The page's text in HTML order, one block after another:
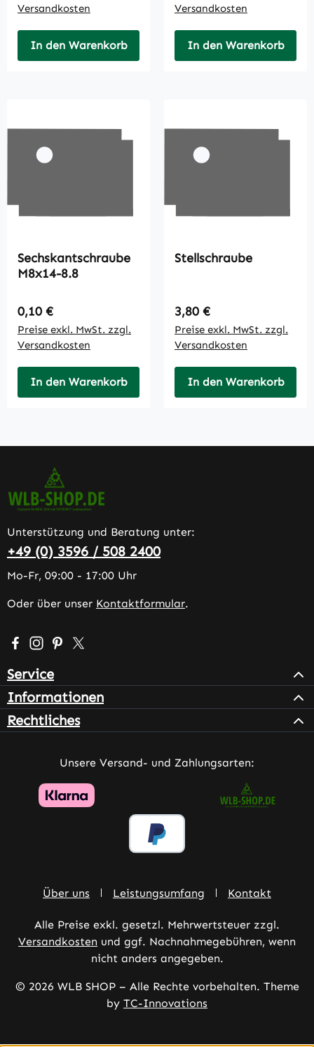
Versandkosten
In den Warenkorb
Versandkosten
In den Warenkorb
Sechskantschraube
M8x14-8.8
Regulärer Preis:
0,10 €
Preise exkl. MwSt. zzgl.
Versandkosten
In den Warenkorb
Stellschraube
Regulärer Preis:
3,80 €
Preise exkl. MwSt. zzgl.
Versandkosten
In den Warenkorb
Unterstützung und Beratung unter:
+49 (0) 3596 / 508 2400
Mo-Fr, 09:00 - 17:00 Uhr
Oder über unser Kontaktformular.
Besuche uns auf Facebook – öffnet in neuem Tab
Schau auf Instagram vorbei – öffnet in neuem Tab
Lass dich auf Pinterest inspirieren – öffnet in
Folge uns auf X – öffnet in neuem Tab
Service
Informationen
Rechtliches
Unsere Versand- und Zahlungsarten:
Über uns Leistungsumfang Kontakt
Alle Preise exkl. gesetzl. Mehrwertsteuer zzgl.
Versandkosten und ggf. Nachnahmegebühren, wenn
nicht anders angegeben.
© 2026 WLB SHOP – Alle Rechte vorbehalten. Theme
by TC-Innovations